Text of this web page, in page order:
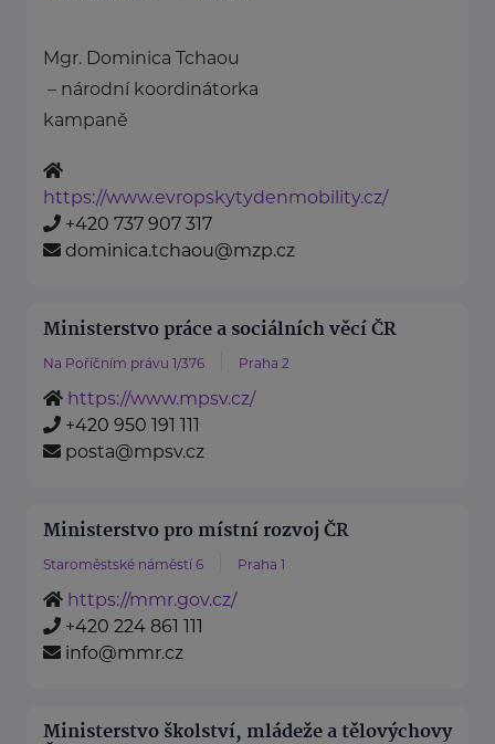
Mgr. Dominica Tchaou
– národní koordinátorka
kampaně
https://www.evropskytydenmobility.cz/
+420 737 907 317
dominica.tchaou@mzp.cz
Ministerstvo práce a sociálních věcí ČR
Na Poříčním právu 1/376 Praha 2
https://www.mpsv.cz/
+420 950 191 111
posta@mpsv.cz
Ministerstvo pro místní rozvoj ČR
Staroměstské náměstí 6 Praha 1
https://mmr.gov.cz/
+420 224 861 111
info@mmr.cz
Ministerstvo školství, mládeže a tělovýchovy